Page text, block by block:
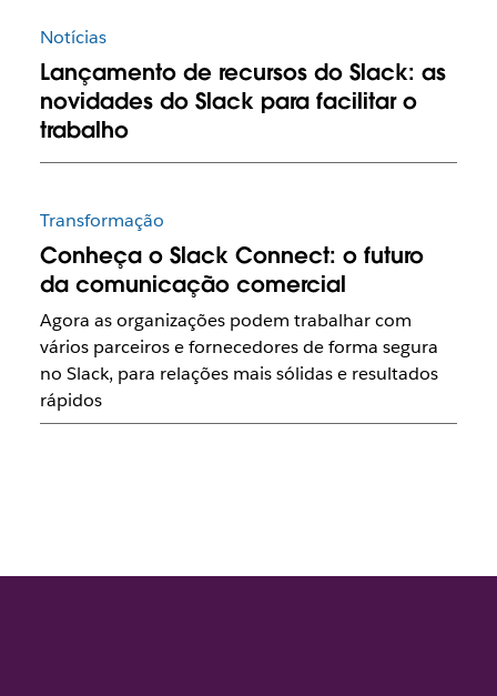
Notícias
Lançamento de recursos do Slack: as
novidades do Slack para facilitar o
trabalho
Transformação
Conheça o Slack Connect: o futuro
da comunicação comercial
Agora as organizações podem trabalhar com
vários parceiros e fornecedores de forma segura
no Slack, para relações mais sólidas e resultados
rápidos